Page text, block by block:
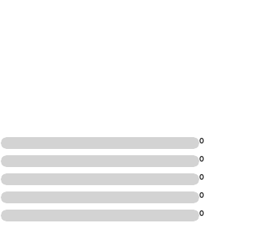
0
0
0
0
0